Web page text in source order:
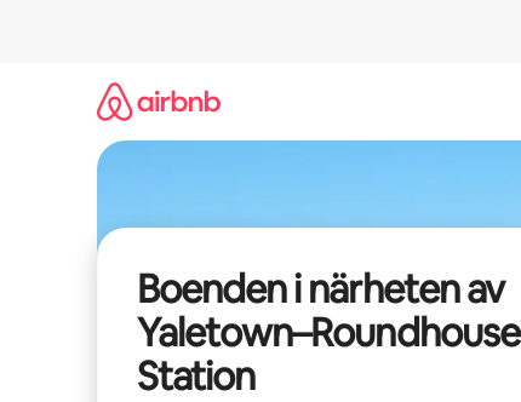
Boenden i närheten av
Yaletown–Roundhouse
Station